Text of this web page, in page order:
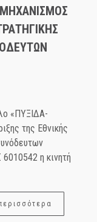
«ΠΥΞΙΔΑ-
της Εθνικής
η κινητή